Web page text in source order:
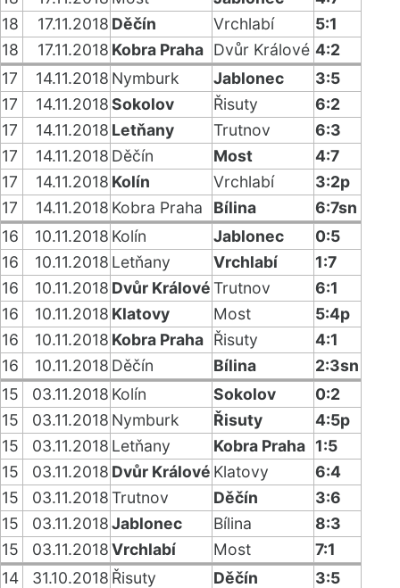
18
17.11.2018 Děčín Vrchlabí
5:1
18
17.11.2018 Kobra Praha Dvůr Králové 4:2
17
14.11.2018 Nymburk Jablonec
3:5
17
14.11.2018Sokolov Řisuty
6:2
17
14.11.2018 Letňany Trutnov
6:3
17
14.11.2018 Děčín Most
4:7
17
14.11.2018 Kolín Vrchlabí
3:2p
17
14.11.2018 Kobra Praha Bílina
6:7sn
16
10.11.2018 Kolín Jablonec
0:5
16
10.11.2018 Letňany Vrchlabí
1:7
16
10.11.2018 Dvůr KrálovéTrutnov
6:1
16
10.11.2018 Klatovy Most
5:4p
16
10.11.2018 Kobra Praha Řisuty
4:1
16
10.11.2018 Děčín Bílina
2:3sn
15
03.11.2018 Kolín Sokolov
0:2
15
03.11.2018 Nymburk Řisuty
4:5p
15
03.11.2018 Letňany Kobra Praha 1:5
15
03.11.2018 Dvůr Králové Klatovy
6:4
15
03.11.2018Trutnov Děčín
3:6
15
03.11.2018Jablonec Bílina
8:3
15
03.11.2018Vrchlabí Most
7:1
14
31.10.2018 Řisuty Děčín
3:5